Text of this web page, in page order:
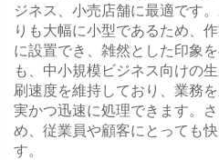
ジネス、小売店舗に最適です
りも大幅に小型であるため、
に設置でき、雑然とした印象
も、中小規模ビジネス向けの
刷速度を維持しており、業務
実かつ迅速に処理できます。
め、従業員や顧客にとっても
す。